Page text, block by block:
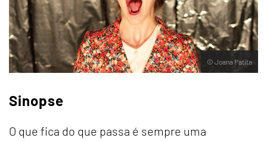
© Joana Patita
Sinopse
O que fica do que passa é sempre uma